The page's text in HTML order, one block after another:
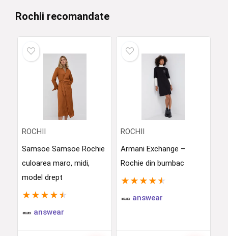
Rochii recomandate
ROCHII
Samsoe Samsoe Rochie
culoarea maro, midi,
model drept
★ ★ ★ ★ ★
answear
ROCHII
Armani Exchange –
Rochie din bumbac
★ ★ ★ ★ ★
answear